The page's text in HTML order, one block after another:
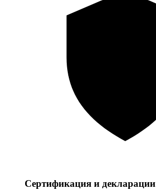
Сертификация и декларации